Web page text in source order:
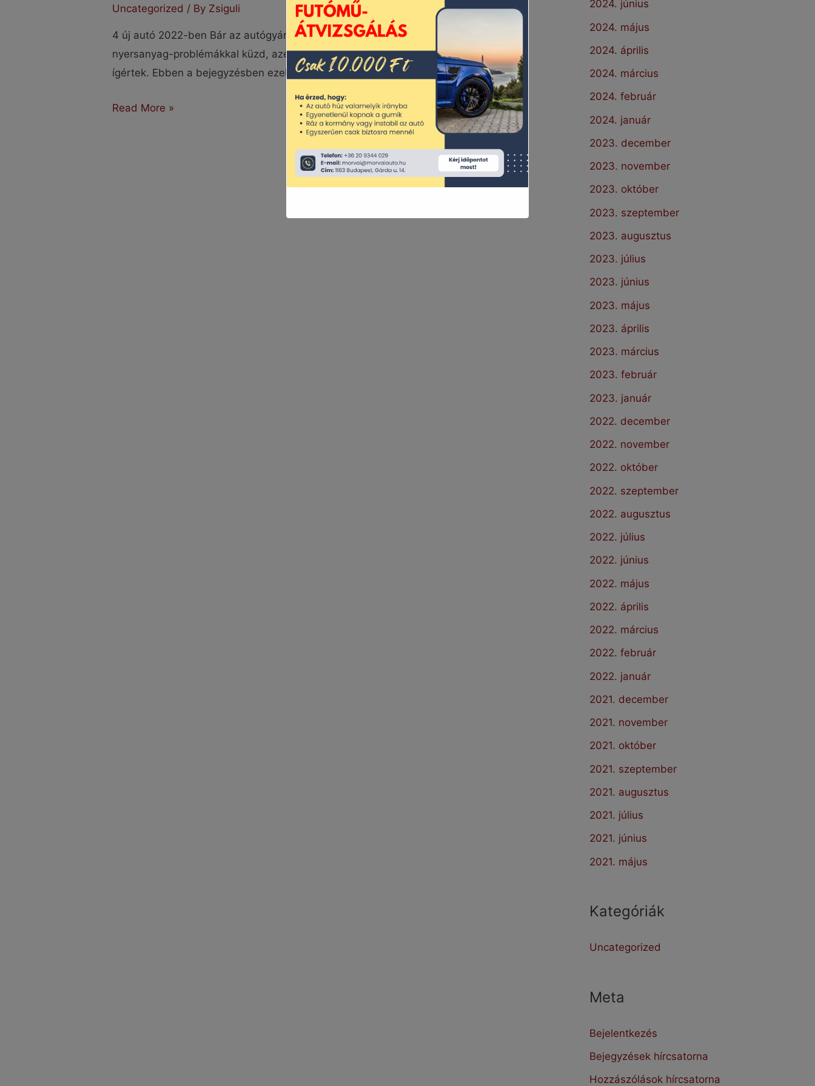
Uncategorized / By Zsiguli
4 új autó 2022-ben Bár az autógyártás az elmúlt évek hatására igen komoly
nyersanyag-problémákkal küzd, azért van néhány új modell, amit 2022-re
ígértek. Ebben a bejegyzésben ezek közül válogattunk nektek …
4
Read More »
2024. június
2024. május
2024. április
2024. március
2024. február
2024. január
2023. december
2023. november
2023. október
2023. szeptember
2023. augusztus
2023. július
2023. június
2023. május
2023. április
2023. március
2023. február
2023. január
2022. december
2022. november
2022. október
2022. szeptember
2022. augusztus
2022. július
2022. június
2022. május
2022. április
2022. március
2022. február
2022. január
2021. december
2021. november
2021. október
2021. szeptember
2021. augusztus
2021. július
2021. június
2021. május
Kategóriák
Uncategorized
Meta
Bejelentkezés
Bejegyzések hírcsatorna
Hozzászólások hírcsatorna